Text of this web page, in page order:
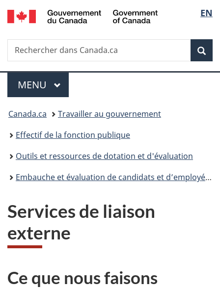
Passer
au
principal
Passer
à
Au
du
Passer
à
version
simplifiée
de
la
EN
Recherche
Rechercher
dans
Menu
MENU PRINCIPAL
Vous
êtes
ici :
Canada.ca
Travailler au gouvernement
Effectif de la fonction publique
Outils et ressources de dotation et d'évaluation
Embauche et évaluation de candidats et d’employés : ressources pour gestionnaires d’embauche et spécialistes en RH
Services de liaison
externe
Ce que nous faisons